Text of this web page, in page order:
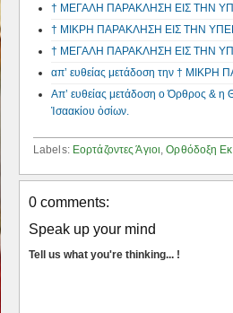
† ΜΕΓΑΛΗ ΠΑΡΑΚΛΗΣΗ ΕΙΣ ΤΗΝ
† ΜΙΚΡΗ ΠΑΡΑΚΛΗΣΗ ΕΙΣ ΤΗΝ
† ΜΕΓΑΛΗ ΠΑΡΑΚΛΗΣΗ ΕΙΣ ΤΗΝ
απ’ ευθείας μετάδοση την †
Απ’ ευθείας μετάδοση ο Όρθρος & η
Ἰσαακίου ὁσίων.
Labels: Εορτάζοντες Άγιοι ,Ορθόδοξη
0 comments:
Speak up your mind
Tell us what you're thinking... !